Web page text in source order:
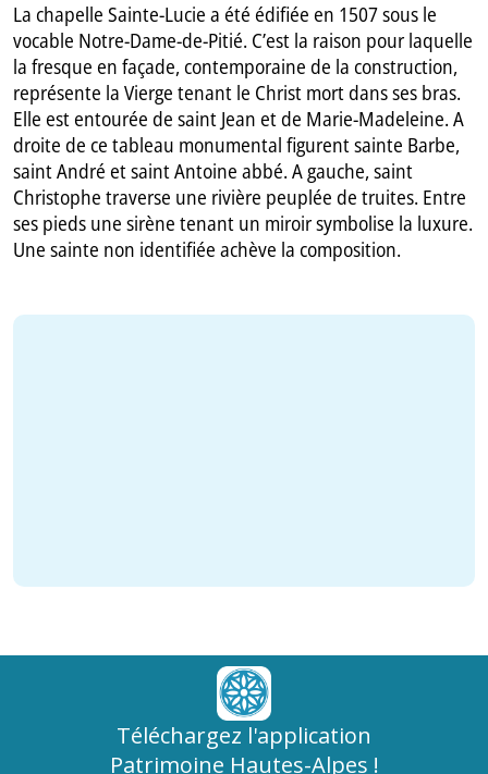
La chapelle Sainte-Lucie a été édifiée en 1507 sous le
vocable Notre-Dame-de-Pitié. C’est la raison pour laquelle
la fresque en façade, contemporaine de la construction,
représente la Vierge tenant le Christ mort dans ses bras.
Elle est entourée de saint Jean et de Marie-Madeleine. A
droite de ce tableau monumental figurent sainte Barbe,
saint André et saint Antoine abbé. A gauche, saint
Christophe traverse une rivière peuplée de truites. Entre
ses pieds une sirène tenant un miroir symbolise la luxure.
Une sainte non identifiée achève la composition.
Téléchargez l'application
Patrimoine Hautes-Alpes !